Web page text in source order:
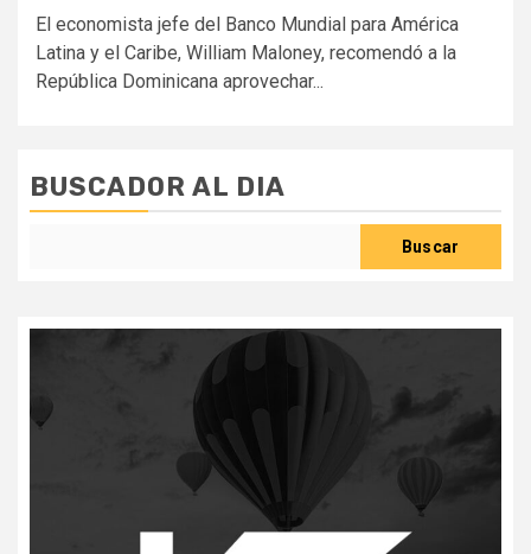
El economista jefe del Banco Mundial para América
Latina y el Caribe, William Maloney, recomendó a la
República Dominicana aprovechar...
BUSCADOR AL DIA
Buscar